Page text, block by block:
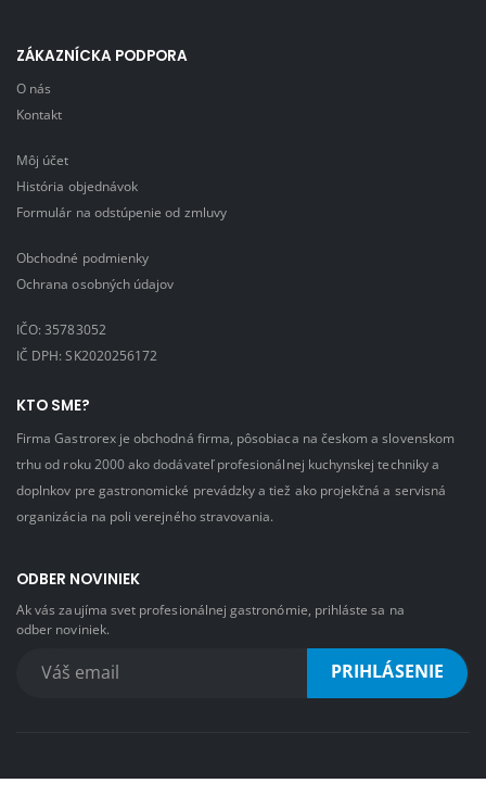
ZÁKAZNÍCKA PODPORA
O nás
Kontakt
Môj účet
História objednávok
Formulár na odstúpenie od zmluvy
Obchodné podmienky
Ochrana osobných údajov
IČO: 35783052
IČ DPH: SK2020256172
KTO SME?
Firma Gastrorex je obchodná firma, pôsobiaca na českom a slovenskom
trhu od roku 2000 ako dodávateľ profesionálnej kuchynskej techniky a
doplnkov pre gastronomické prevádzky a tiež ako projekčná a servisná
organizácia na poli verejného stravovania.
ODBER NOVINIEK
Ak vás zaujíma svet profesionálnej gastronómie, prihláste sa na
odber noviniek.